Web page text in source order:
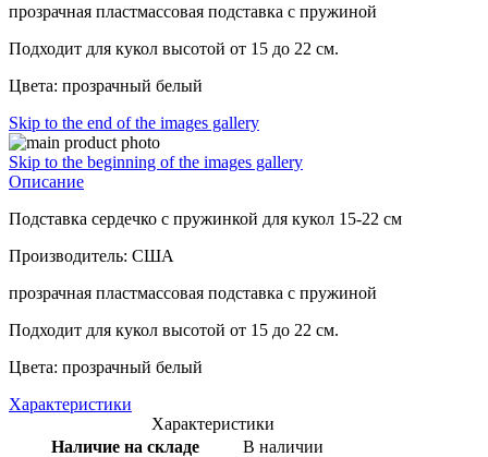
прозрачная пластмассовая подставка с пружиной
Подходит для кукол высотой от 15 до 22 см.
Цвета: прозрачный белый
Skip to the end of the images gallery
Skip to the beginning of the images gallery
Описание
Подставка сердечко с пружинкой для кукол 15-22 см
Производитель: США
прозрачная пластмассовая подставка с пружиной
Подходит для кукол высотой от 15 до 22 см.
Цвета: прозрачный белый
Характеристики
Характеристики
Наличие на складе
В наличии